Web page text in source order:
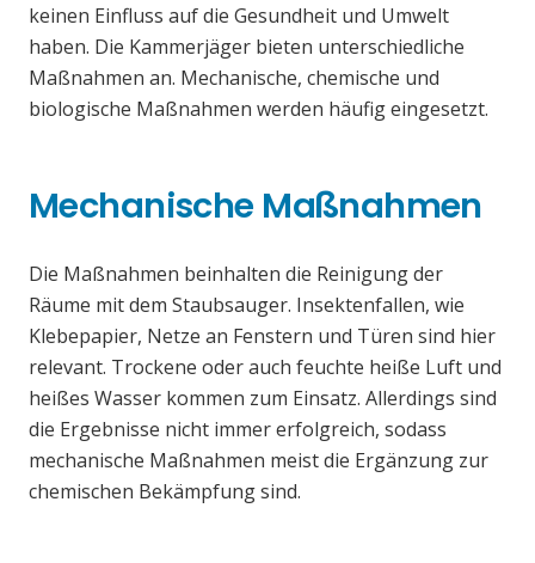
keinen Einfluss auf die Gesundheit und Umwelt
haben. Die Kammerjäger bieten unterschiedliche
Maßnahmen an. Mechanische, chemische und
biologische Maßnahmen werden häufig eingesetzt.
Mechanische Maßnahmen
Die Maßnahmen beinhalten die Reinigung der
Räume mit dem Staubsauger. Insektenfallen, wie
Klebepapier, Netze an Fenstern und Türen sind hier
relevant. Trockene oder auch feuchte heiße Luft und
heißes Wasser kommen zum Einsatz. Allerdings sind
die Ergebnisse nicht immer erfolgreich, sodass
mechanische Maßnahmen meist die Ergänzung zur
chemischen Bekämpfung sind.